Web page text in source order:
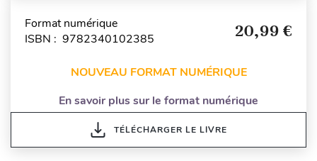
Format numérique
ISBN : 9782340102385
20,99 €
NOUVEAU FORMAT NUMÉRIQUE
En savoir plus sur le format numérique
TÉLÉCHARGER LE LIVRE